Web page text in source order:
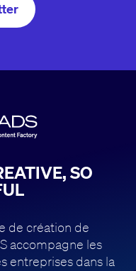
SO
de création de
accompagne les
entreprises dans la